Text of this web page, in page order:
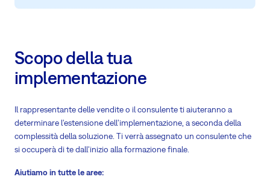
Scopo della tua
implementazione
Il rappresentante delle vendite o il consulente ti aiuteranno a
determinare l'estensione dell'implementazione, a seconda della
complessità della soluzione. Ti verrà assegnato un consulente che
si occuperà di te dall'inizio alla formazione finale.
Aiutiamo in tutte le aree: